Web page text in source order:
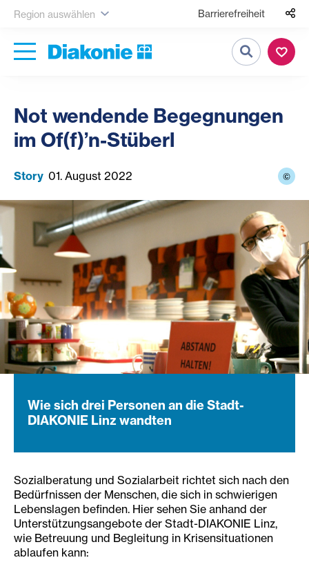
Region auswählen Barrierefreiheit
Suche
Not wendende Begegnungen
im Of(f)’n-Stüberl
Story 01. August 2022 ©
Wie sich drei Personen an die Stadt-
DIAKONIE Linz wandten
Sozialberatung und Sozialarbeit richtet sich nach den
Bedürfnissen der Menschen, die sich in schwierigen
Lebenslagen befinden. Hier sehen Sie anhand der
Unterstützungsangebote der Stadt-DIAKONIE Linz,
wie Betreuung und Begleitung in Krisensituationen
ablaufen kann: